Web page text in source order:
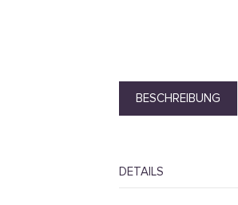
BESCHREIBUNG
DETAILS